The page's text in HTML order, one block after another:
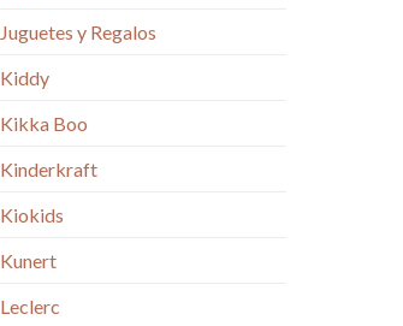
Juguetes y Regalos
Kiddy
Kikka Boo
Kinderkraft
Kiokids
Kunert
Leclerc